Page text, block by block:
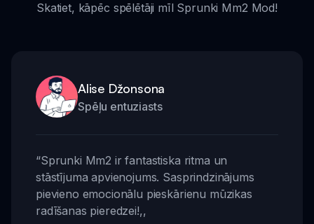
Skatiet, kāpēc spēlētāji mīl Sprunki Mm2 Mod!
Alise Džonsona
Spēļu entuziasts
“Sprunki Mm2 ir fantastiska ritma un
stāstījuma apvienojums. Sasprindzinājums
pievieno emocionālu pieskārienu mūzikas
radīšanas pieredzei!,,